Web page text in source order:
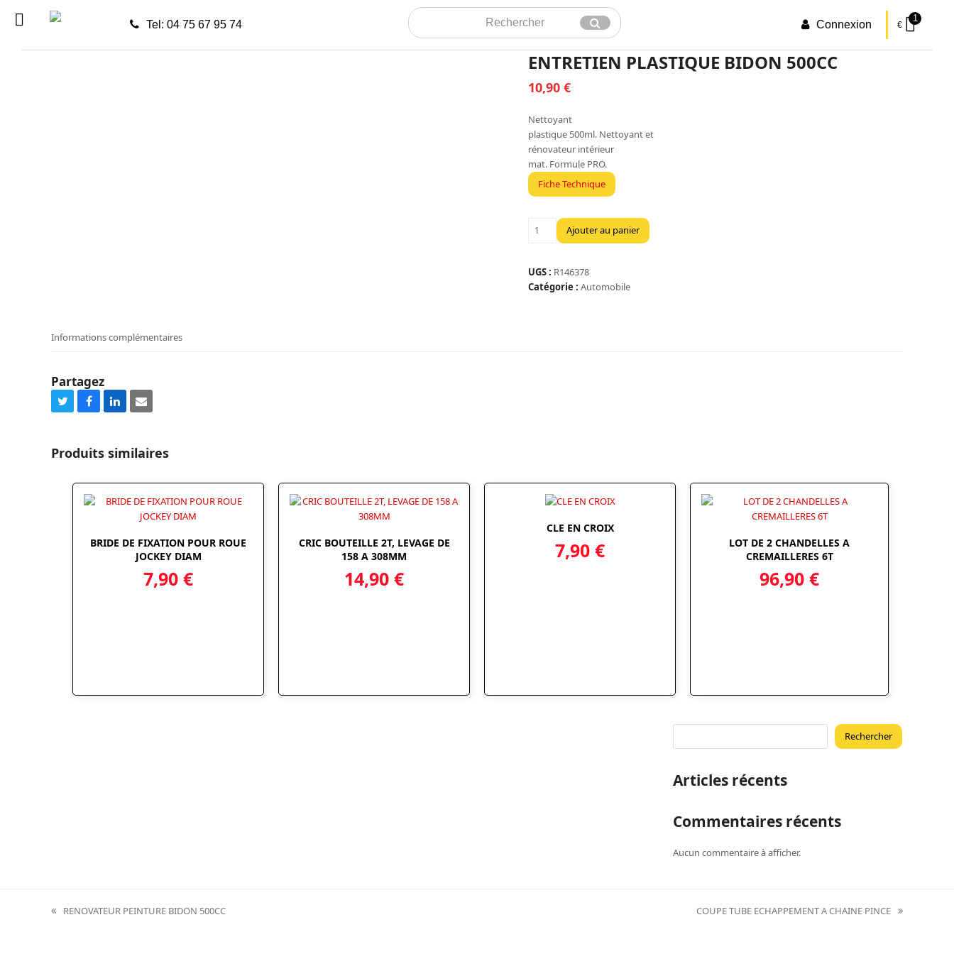
Tel: 04 75 67 95 74
Rechercher
Envoyer Connexion €
1
ENTRETIEN PLASTIQUE BIDON 500CC
10,90 €
Nettoyant
plastique 500ml. Nettoyant et
rénovateur intérieur
mat. Formule PRO.
Fiche Technique
quantité
PLASTIQUE
BIDON
Ajouter au panier
UGS : R146378
Catégorie : Automobile
Informations complémentaires
Partagez
Share
Twitter
Share
Facebook
Share
LinkedIn
Share
Email
Produits similaires
BRIDE DE FIXATION POUR ROUE
JOCKEY DIAM
7,90 €
CRIC BOUTEILLE 2T, LEVAGE DE
158 A 308MM
14,90 €
CLE EN CROIX
7,90 €
LOT DE 2 CHANDELLES A
CREMAILLERES 6T
96,90 €
Rechercher
Articles récents
Commentaires récents
Aucun commentaire à afficher.
previous
RENOVATEUR PEINTURE BIDON 500CC
next
COUPE TUBE ECHAPPEMENT A CHAINE PINCE